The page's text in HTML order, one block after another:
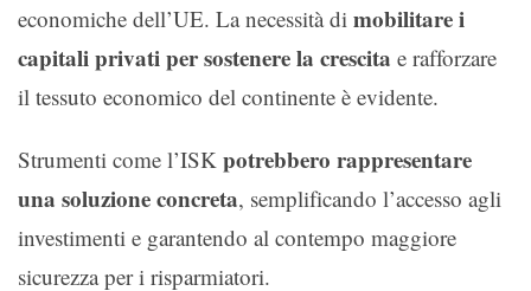
economiche dell’UE. La necessità di mobilitare i
capitali privati per sostenere la crescita e rafforzare
il tessuto economico del continente è evidente.
Strumenti come l’ISK potrebbero rappresentare
una soluzione concreta, semplificando l’accesso agli
investimenti e garantendo al contempo maggiore
sicurezza per i risparmiatori.